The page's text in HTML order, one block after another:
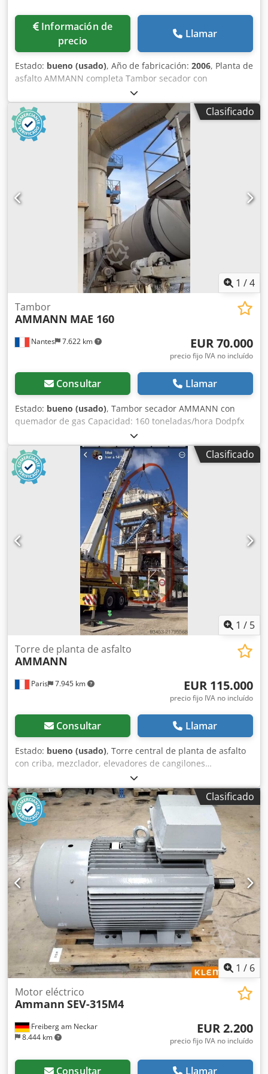
Información de
precio
Llamar
Estado: bueno (usado), Año de fabricación: 2006, Planta de
asfalto AMMANN completa Tambor secador con
quemador: 2006 Filtro: 2014 Automatización ERMIIS: 2013
Capacidad: 160 toneladas/hora Máquina actualmente en
proceso de desmontaje Dkedpfx Aexqpvtoifsr
Clasificado
1 /4
Nantes 7.622 km
Tambor
AMMANN MAE 160
EUR 70.000
precio fijo IVA no incluído
Consultar Llamar
Estado: bueno (usado), Tambor secador AMMANN con
quemador de gas Capacidad: 160 toneladas/hora Dodpfx
Clasificado
1 / 5
Paris 7.945 km
Torre de planta de asfalto
AMMANN
EUR 115.000
precio fijo IVA no incluído
Consultar Llamar
Estado: bueno (usado), Torre central de planta de asfalto
con criba, mezclador, elevadores de cangilones…
Capacidad: 160 toneladas/hora Dkedpfsy Hf Duex Aifer
Clasificado
1 / 6
Freiberg am Neckar
8.444 km
Motor eléctrico
Ammann SEV-315M4
EUR 2.200
precio fijo IVA no incluído
Consultar Llamar